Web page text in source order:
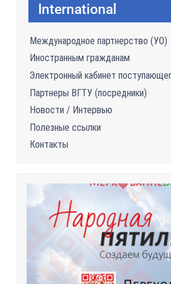
International
Международное партнерство (УО)
Иностранным гражданам
Электронный кабинет
Партнеры ВГТУ (посредники)
Новости / Интервью
Полезные ссылки
Контакты